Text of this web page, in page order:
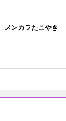
ンカラたこやき